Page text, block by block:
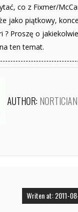
co z Fixmer/
jako piątkowy,
? Proszę o
ten temat.
AUTHOR: NORTICIAN
Writen at: 2011-